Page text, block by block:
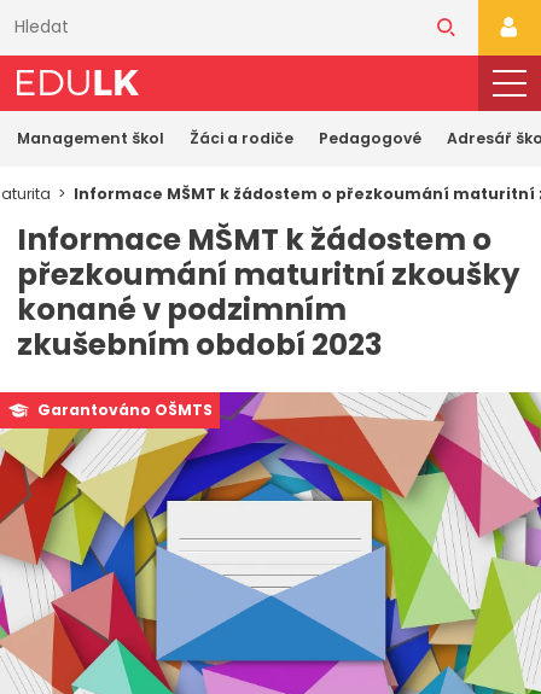
obsahu
Management škol Žáci a rodiče Pedagogové Adresář
Informace MŠMT k žádostem o přezkoumání
Informace MŠMT k žádostem o
přezkoumání maturitní zkoušky
konané v podzimním
zkušebním období 2023
Garantováno OŠMTS